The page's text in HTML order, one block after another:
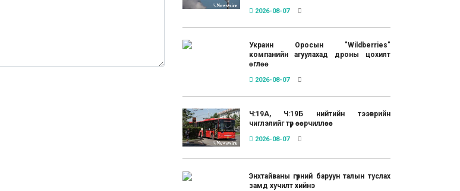
2026-08-07
Украин Оросын "Wildberries"
компанийн агуулахад дроны цохилт
өглөө
2026-08-07
Ч:19А, Ч:19Б нийтийн тээврийн
чиглэлийг түр өөрчиллөө
2026-08-07
Энхтайваны гүүрний баруун талын туслах
замд хучилт хийнэ